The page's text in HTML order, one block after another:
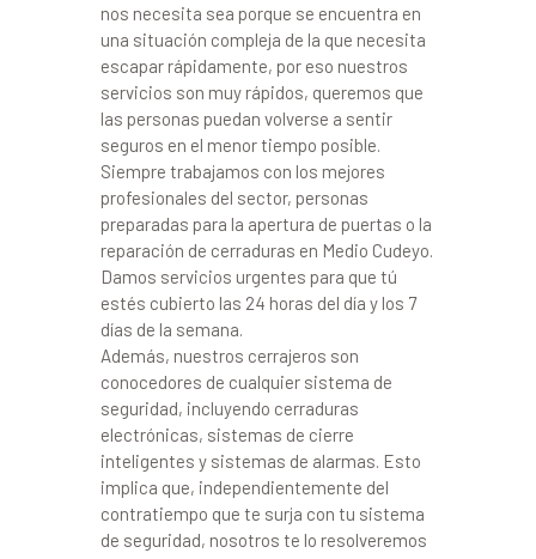
nos necesita sea porque se encuentra en
una situación compleja de la que necesita
escapar rápidamente, por eso nuestros
servicios son muy rápidos, queremos que
las personas puedan volverse a sentir
seguros en el menor tiempo posible.
Siempre trabajamos con los mejores
profesionales del sector, personas
preparadas para la apertura de puertas o la
reparación de cerraduras en Medio Cudeyo.
Damos servicios urgentes para que tú
estés cubierto las 24 horas del día y los 7
días de la semana.
Además, nuestros cerrajeros son
conocedores de cualquier sistema de
seguridad, incluyendo cerraduras
electrónicas, sistemas de cierre
inteligentes y sistemas de alarmas. Esto
implica que, independientemente del
contratiempo que te surja con tu sistema
de seguridad, nosotros te lo resolveremos